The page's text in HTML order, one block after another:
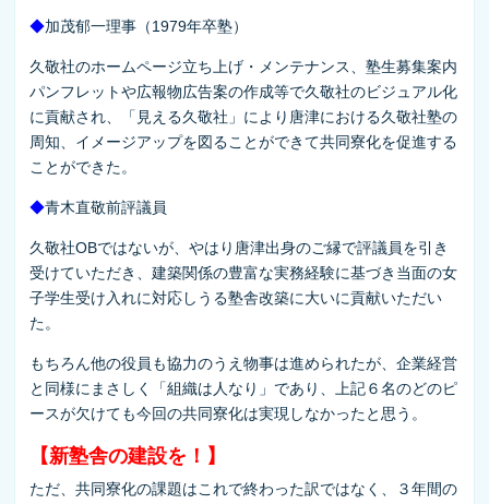
◆加茂郁一理事（1979年卒塾）
久敬社のホームページ立ち上げ・メンテナンス、塾生募集案内
パンフレットや広報物広告案の作成等で久敬社のビジュアル化
に貢献され、「見える久敬社」により唐津における久敬社塾の
周知、イメージアップを図ることができて共同寮化を促進する
ことができた。
◆青木直敬前評議員
久敬社OBではないが、やはり唐津出身のご縁で評議員を引き
受けていただき、建築関係の豊富な実務経験に基づき当面の女
子学生受け入れに対応しうる塾舎改築に大いに貢献いただい
た。
もちろん他の役員も協力のうえ物事は進められたが、企業経営
と同様にまさしく「組織は人なり」であり、上記６名のどのピ
ースが欠けても今回の共同寮化は実現しなかったと思う。
【新塾舎の建設を！】
ただ、共同寮化の課題はこれで終わった訳ではなく、３年間の